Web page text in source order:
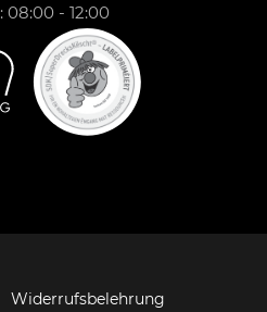
08:00 - 12:00
Widerrufsbelehrung